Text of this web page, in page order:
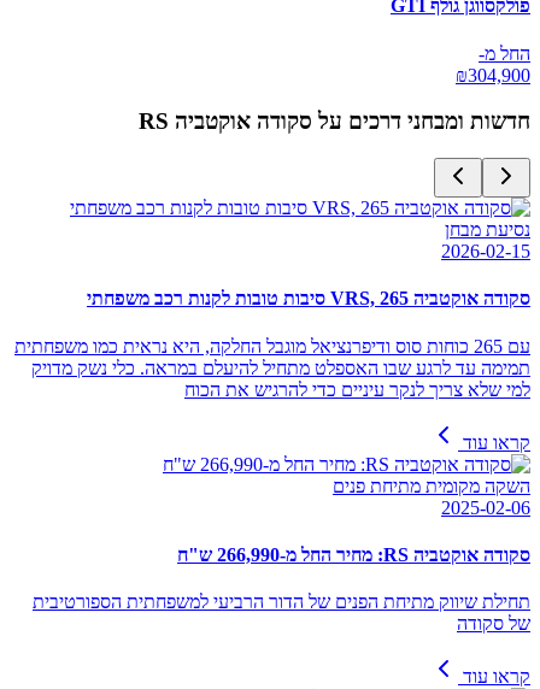
פולקסווגן גולף GTI
החל מ-
₪304,900
חדשות ומבחני דרכים על סקודה אוקטביה RS
נסיעת מבחן
2026-02-15
סקודה אוקטביה VRS, 265 סיבות טובות לקנות רכב משפחתי
עם 265 כוחות סוס ודיפרנציאל מוגבל החלקה, היא נראית כמו משפחתית
תמימה עד לרגע שבו האספלט מתחיל להיעלם במראה. כלי נשק מדויק
למי שלא צריך לנקר עיניים כדי להרגיש את הכוח
קראו עוד
השקה מקומית מתיחת פנים
2025-02-06
סקודה אוקטביה RS: מחיר החל מ-266,990 ש"ח
תחילת שיווק מתיחת הפנים של הדור הרביעי למשפחתית הספורטיבית
של סקודה
קראו עוד